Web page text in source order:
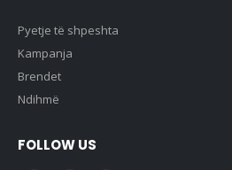
Pyetje të shpeshta
Kampanja
Brendet
Ndihmë
FOLLOW US